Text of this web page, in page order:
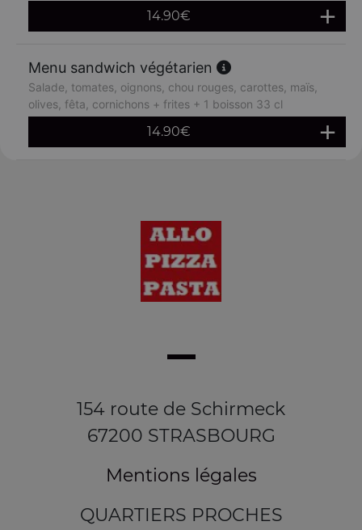
14.90€
Menu sandwich végétarien
Salade, tomates, oignons, chou rouges, carottes, maïs,
olives, fêta, cornichons + frites + 1 boisson 33 cl
14.90€
154 route de Schirmeck
67200 STRASBOURG
Mentions légales
QUARTIERS PROCHES